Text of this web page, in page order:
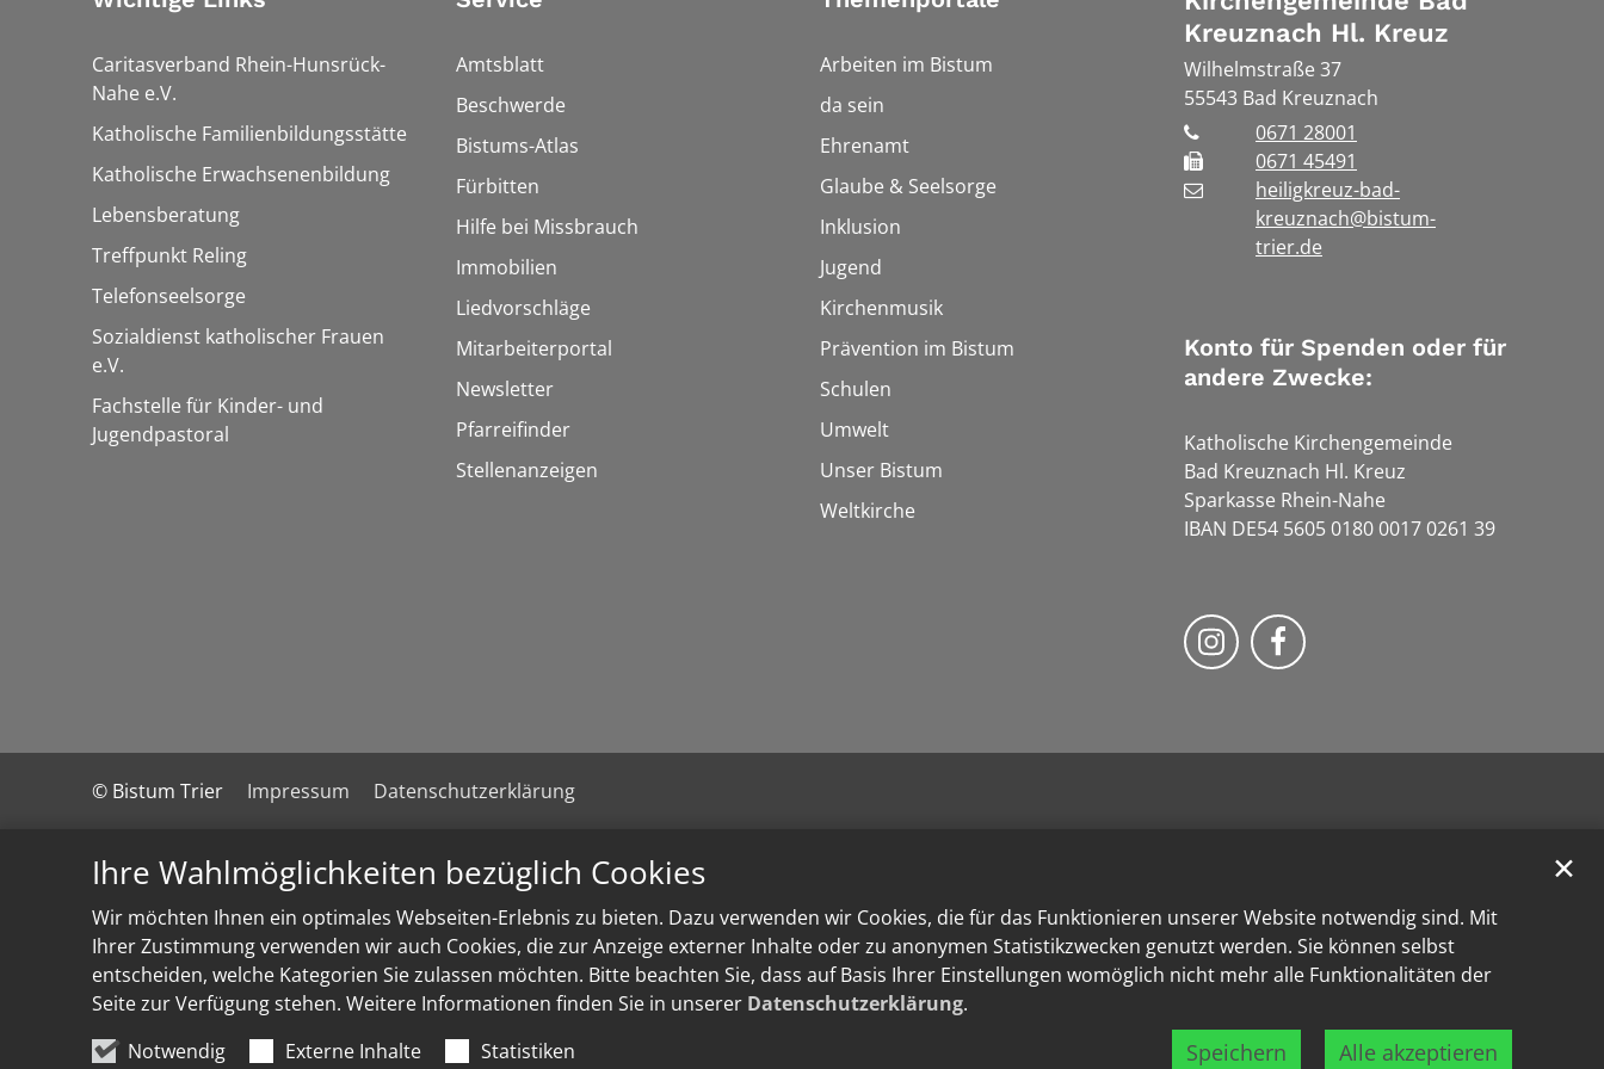
Ihre Wahlmöglichkeiten bezüglich Cookies
Wir möchten Ihnen ein optimales Webseiten-Erlebnis zu bieten. Dazu verwenden wir Cookies, die für das Funktionieren unserer Website notwendig sind. Mit
Ihrer Zustimmung verwenden wir auch Cookies, die zur Anzeige externer Inhalte oder zu anonymen Statistikzwecken genutzt werden. Sie können selbst
entscheiden, welche Kategorien Sie zulassen möchten. Bitte beachten Sie, dass auf Basis Ihrer Einstellungen womöglich nicht mehr alle Funktionalitäten der
Seite zur Verfügung stehen. Weitere Informationen finden Sie in unserer Datenschutzerklärung.
Notwendig
Externe Inhalte Statistiken Speichern Alle akzeptieren
✕
Caritasverband Rhein-Hunsrück-
Nahe e.V.
Katholische Familienbildungsstätte
Katholische Erwachsenenbildung
Lebensberatung
Treffpunkt Reling
Telefonseelsorge
Sozialdienst katholischer Frauen
e.V.
Fachstelle für Kinder- und
Jugendpastoral
Amtsblatt
Beschwerde
Bistums-Atlas
Fürbitten
Hilfe bei Missbrauch
Immobilien
Liedvorschläge
Mitarbeiterportal
Newsletter
Pfarreifinder
Stellenanzeigen
Arbeiten im Bistum
da sein
Ehrenamt
Glaube & Seelsorge
Inklusion
Jugend
Kirchenmusik
Prävention im Bistum
Schulen
Umwelt
Unser Bistum
Weltkirche
Kreuznach Hl. Kreuz
Wilhelmstraße 37
55543 Bad Kreuznach
0671 28001
0671 45491
heiligkreuz-bad-
kreuznach@bistum-
trier.de
Konto für Spenden oder für
andere Zwecke:
Katholische Kirchengemeinde
Bad Kreuznach Hl. Kreuz
Sparkasse Rhein-Nahe
IBAN DE54 5605 0180 0017 0261 39
Bistum Trier auf Instragram
Bistum Trier auf Facebook
© Bistum Trier Impressum Datenschutzerklärung